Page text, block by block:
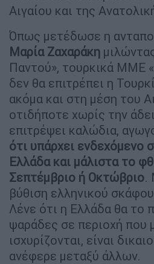
Αιγαίου και της
Όπως μετέδωσε η
Μαρία Ζαχαράκη
Παντού», τουρκικά ΜΜΕ
δεν θα επιτρέπει η
ακόμα και στη μέση του
οτιδήποτε χωρίς την
επιτρέψει καλώδια,
ότι υπάρχει ενδεχόμενο
Ελλάδα και μάλιστα το
Σεπτέμβριο ή Οκτώβριο.
βύθιση ελληνικού
Λένε ότι η Ελλάδα θα το
ψαράδες σε περιοχή που
ισχυρίζονται, είναι
ανέφερε μεταξύ άλλων.